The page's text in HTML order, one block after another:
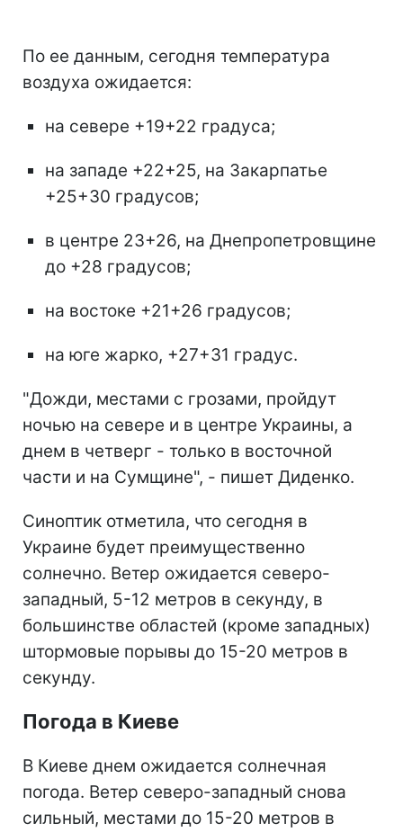
По ее данным, сегодня температура
воздуха ожидается:
на севере +19+22 градуса;
на западе +22+25, на Закарпатье
+25+30 градусов;
в центре 23+26, на Днепропетровщине
до +28 градусов;
на востоке +21+26 градусов;
на юге жарко, +27+31 градус.
"Дожди, местами с грозами, пройдут
ночью на севере и в центре Украины, а
днем в четверг - только в восточной
части и на Сумщине", - пишет Диденко.
Синоптик отметила, что сегодня в
Украине будет преимущественно
солнечно. Ветер ожидается северо-
западный, 5-12 метров в секунду, в
большинстве областей (кроме западных)
штормовые порывы до 15-20 метров в
секунду.
Погода в Киеве
В Киеве днем ожидается солнечная
погода. Ветер северо-западный снова
сильный, местами до 15-20 метров в